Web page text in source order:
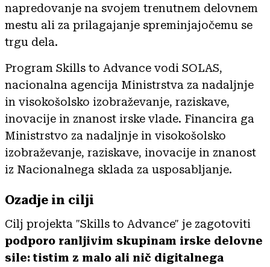
napredovanje na svojem trenutnem delovnem
mestu ali za prilagajanje spreminjajočemu se
trgu dela.
Program Skills to Advance vodi SOLAS,
nacionalna agencija Ministrstva za nadaljnje
in visokošolsko izobraževanje, raziskave,
inovacije in znanost irske vlade. Financira ga
Ministrstvo za nadaljnje in visokošolsko
izobraževanje, raziskave, inovacije in znanost
iz Nacionalnega sklada za usposabljanje.
Ozadje in cilji
Cilj projekta "Skills to Advance" je zagotoviti
podporo ranljivim skupinam irske delovne
sile: tistim z malo ali nič digitalnega